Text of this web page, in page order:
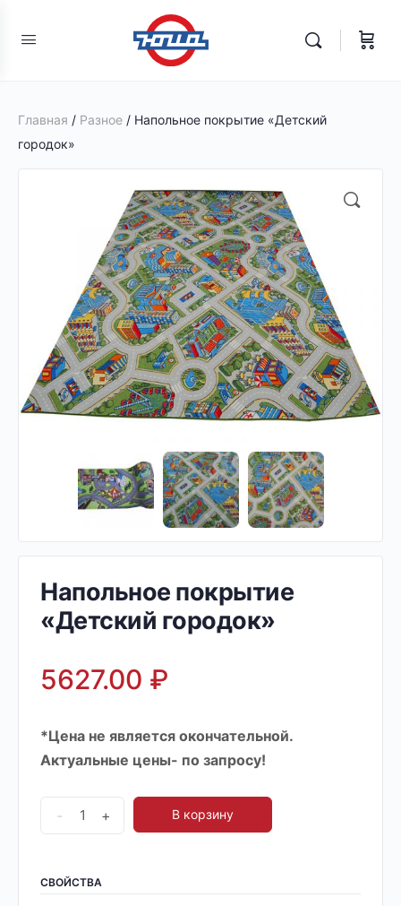
Главная / Разное / Напольное покрытие «Детский
городок»
Напольное покрытие
«Детский городок»
5627.00 ₽
*Цена не является окончательной.
Актуальные цены- по запросу!
- + В корзину
СВОЙСТВА